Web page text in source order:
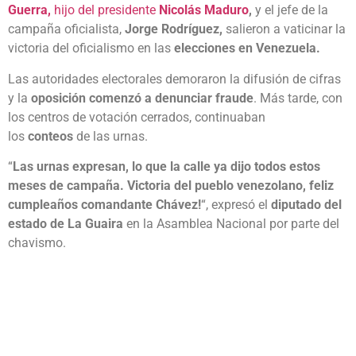
Guerra, hijo del presidente Nicolás Maduro, y el jefe de la
campaña oficialista, Jorge Rodríguez, salieron a vaticinar la
victoria del oficialismo en las elecciones en Venezuela.
Las autoridades electorales demoraron la difusión de cifras
y la oposición comenzó a denunciar fraude. Más tarde, con
los centros de votación cerrados, continuaban
los conteos de las urnas.
“Las urnas expresan, lo que la calle ya dijo todos estos
meses de campaña. Victoria del pueblo venezolano, feliz
cumpleaños comandante Chávez!“, expresó el diputado del
estado de La Guaira en la Asamblea Nacional por parte del
chavismo.